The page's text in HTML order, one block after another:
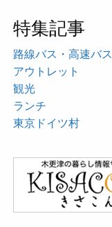
特集記事
路線バス・高速バス
アウトレット
観光
ランチ
東京ドイツ村